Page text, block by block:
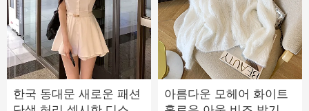
한국 동대문 새로운 패션
아름다운 모헤어 화이트